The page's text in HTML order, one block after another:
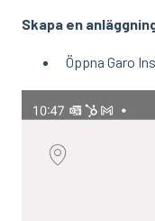
Skapa en
Öppna Garo